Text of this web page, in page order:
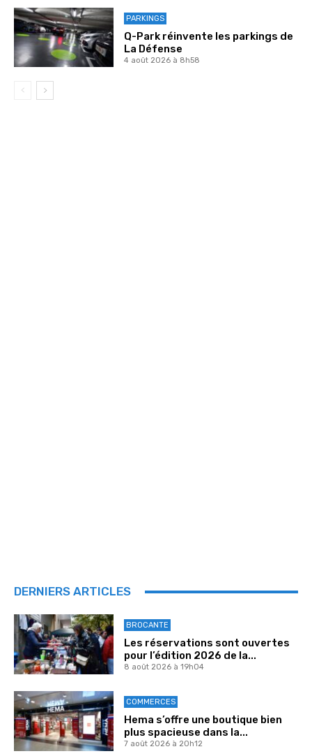
PARKINGS
Q-Park réinvente les parkings de
La Défense
4 août 2026 à 8h58
DERNIERS ARTICLES
BROCANTE
Les réservations sont ouvertes
pour l’édition 2026 de la...
8 août 2026 à 19h04
COMMERCES
Hema s’offre une boutique bien
plus spacieuse dans la...
7 août 2026 à 20h12